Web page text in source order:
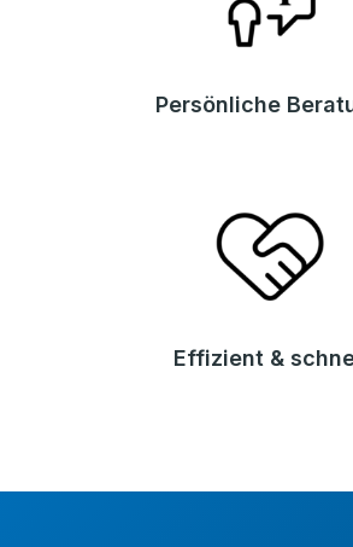
Persönliche
Effizient &